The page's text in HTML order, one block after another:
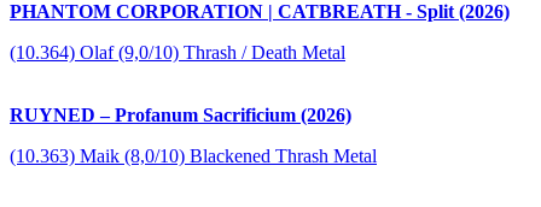
PHANTOM CORPORATION | CATBREATH - Split (2026)
(10.364) Olaf (9,0/10) Thrash / Death Metal
RUYNED – Profanum Sacrificium (2026)
(10.363) Maik (8,0/10) Blackened Thrash Metal